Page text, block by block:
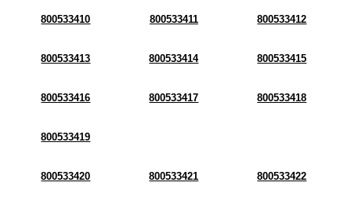
800533410 800533411 800533412
800533413 800533414 800533415
800533416 800533417 800533418
800533419
800533420 800533421 800533422